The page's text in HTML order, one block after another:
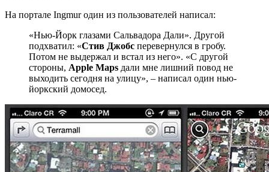
На портале Ingmur один из пользователей написал:
«Нью-Йорк глазами Сальвадора Дали». Другой
подхватил: «Стив Джобс перевернулся в гробу.
Потом не выдержал и встал из него». «С другой
стороны, Apple Maps дали мне лишний повод не
выходить сегодня на улицу», – написал один нью-
йоркский домосед.